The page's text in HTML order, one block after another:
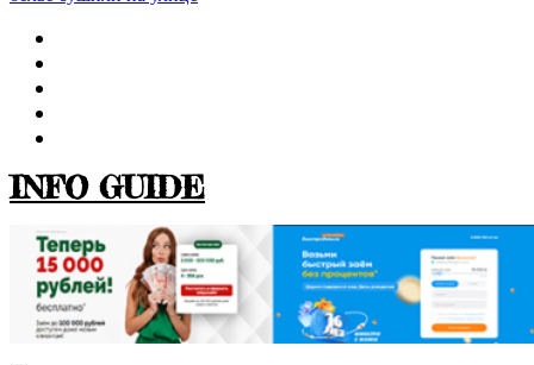
INFO GUIDE